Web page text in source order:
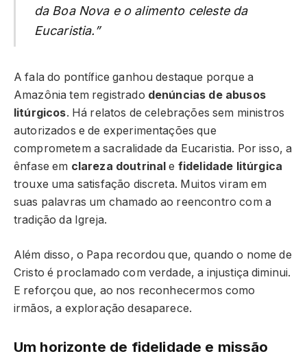
da Boa Nova e o alimento celeste da
Eucaristia.”
A fala do pontífice ganhou destaque porque a
Amazônia tem registrado denúncias de abusos
litúrgicos. Há relatos de celebrações sem ministros
autorizados e de experimentações que
comprometem a sacralidade da Eucaristia. Por isso, a
ênfase em clareza doutrinal e fidelidade litúrgica
trouxe uma satisfação discreta. Muitos viram em
suas palavras um chamado ao reencontro com a
tradição da Igreja.
Além disso, o Papa recordou que, quando o nome de
Cristo é proclamado com verdade, a injustiça diminui.
E reforçou que, ao nos reconhecermos como
irmãos, a exploração desaparece.
Um horizonte de fidelidade e missão